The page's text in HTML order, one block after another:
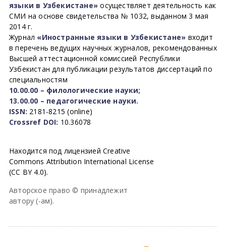
языки в Узбекистане» осуществляет деятельность как
СМИ на основе свидетельства № 1032, выданном 3 мая
2014 г.
Журнал «Иностранные языки в Узбекистане» входит
в перечень ведущих научных журналов, рекомендованных
Высшей аттестационной комиссией Республики
Узбекистан для публикации результатов диссертаций по
специальностям
10.00.00 – филологические науки;
13.00.00 – педагогические науки.
ISSN: 2181-8215 (online)
Crossref DOI: 10.36078
Находится под лицензией Creative
Commons Attribution International License
(CC BY 4.0).
Авторское право © принадлежит
автору (-ам).